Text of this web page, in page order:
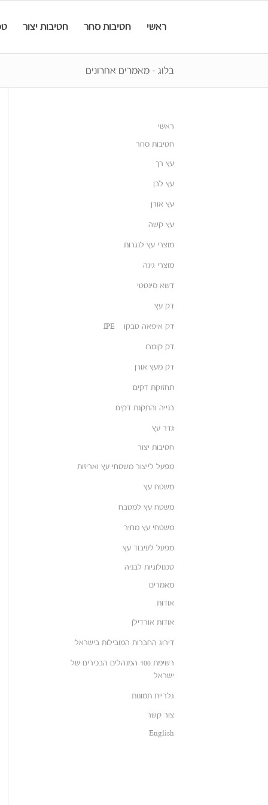
ראשי חטיבות סחר חטיבות יצור
בלוג - מאמרים אחרונים
ראשי
חטיבות סחר
עץ רך
עץ לבן
עץ אורן
עץ קשה
מוצרי עץ לנגרות
מוצרי גינה
דשא סינטטי
דק עץ
דק איפאה טבקו – IPE
דק קומרו
דק מעץ אורן
תחזוקת דקים
בנייה והתקנת דקים
גדר עץ
חטיבות יצור
מפעל לייצור משטחי עץ ואריזות
משטח עץ
משטח עץ למטבח
משטחי עץ מחיר
מפעל לעיבוד עץ
טכנולוגיות לבניה
מאמרים
אודות
אודות אורדילן
דירוג החברות המובילות בישראל
רשימת 100 המנהלים הבכירים של
ישראל
גלריית תמונות
צור קשר
English